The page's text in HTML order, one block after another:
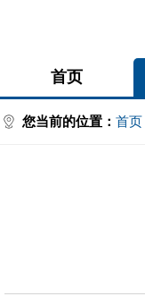
首页
您当前的位置： 首页